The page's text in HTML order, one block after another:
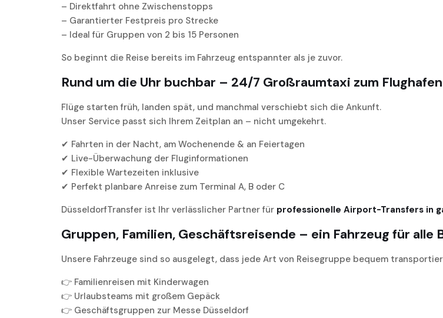
– Direktfahrt ohne Zwischenstopps
– Garantierter Festpreis pro Strecke
– Ideal für Gruppen von 2 bis 15 Personen
So beginnt die Reise bereits im Fahrzeug entspannter als je zuvor.
Rund um die Uhr buchbar – 24/7 Großraumtaxi zum
Flüge starten früh, landen spät, und manchmal verschiebt sich die Ankunft.
Unser Service passt sich Ihrem Zeitplan an – nicht umgekehrt.
✔ Fahrten in der Nacht, am Wochenende & an Feiertagen
✔ Live-Überwachung der Fluginformationen
✔ Flexible Wartezeiten inklusive
✔ Perfekt planbare Anreise zum Terminal A, B oder C
DüsseldorfTransfer ist Ihr verlässlicher Partner für professionelle Airport-Transfers in
Gruppen, Familien, Geschäftsreisende – ein Fahrzeug für alle
Unsere Fahrzeuge sind so ausgelegt, dass jede Art von Reisegruppe bequem
👉 Familienreisen mit Kinderwagen
👉 Urlaubsteams mit großem Gepäck
👉 Geschäftsgruppen zur Messe Düsseldorf